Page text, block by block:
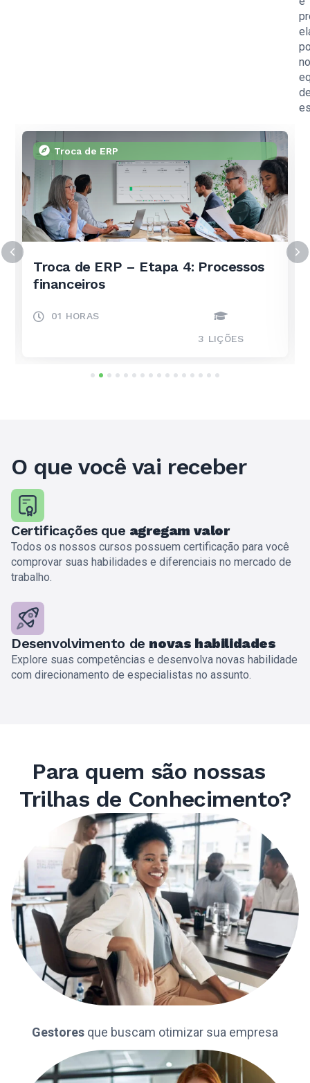
Troca de ERP
Troca de ERP – Etapa 4: Processos
financeiros
01 HORAS
3 LIÇÕES
5 6 7 8 9 10111213141516
O que você vai receber
Certificações que agregam valor
Todos os nossos cursos possuem certificação para você
comprovar suas habilidades e diferenciais no mercado de
trabalho.
Desenvolvimento de novas habilidades
Explore suas competências e desenvolva novas habilidade
com direcionamento de especialistas no assunto.
Para quem são nossas
Trilhas de Conhecimento?
Gestores que buscam otimizar sua empresa